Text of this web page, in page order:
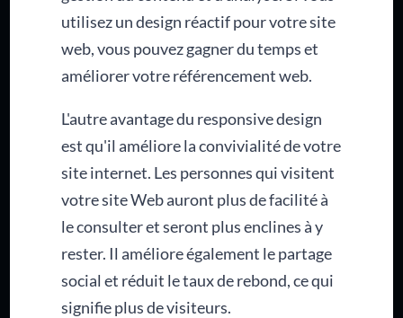
utilisez un design réactif pour votre site
web, vous pouvez gagner du temps et
améliorer votre référencement web.
L'autre avantage du responsive design
est qu'il améliore la convivialité de votre
site internet. Les personnes qui visitent
votre site Web auront plus de facilité à
le consulter et seront plus enclines à y
rester. Il améliore également le partage
social et réduit le taux de rebond, ce qui
signifie plus de visiteurs.